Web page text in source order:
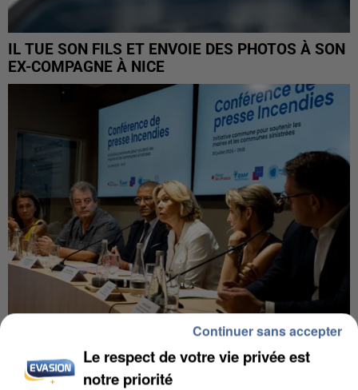
IL TUE SON FILS ET ENVOIE DES PHOTOS À SON
EX-COMPAGNE À NICE
INCENDIES : L’ÎLE-DE-FRANCE LANCE UN ÉLAN
DE SOLIDARITÉ AVEC LES...
Le respect de votre vie privée est
notre priorité
Continuer sans accepter